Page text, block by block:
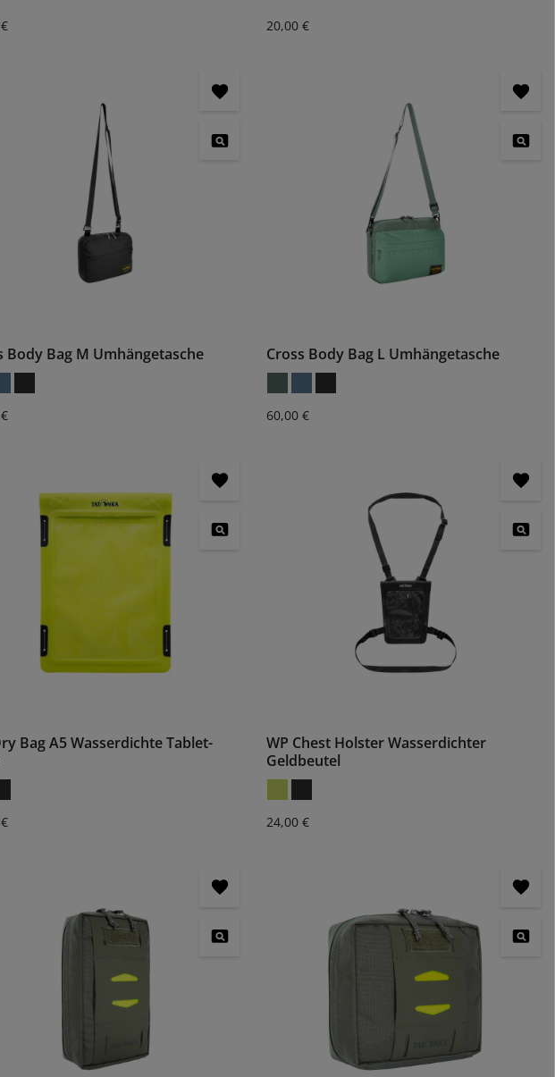
Preis: Regulärer Preis:
20,00 €
Body Bag M Umhängetasche
Preis:
Cross Body Bag L Umhängetasche
Regulärer Preis:
60,00 €
Bag A5 Wasserdichte Tablet-
Preis:
WP Chest Holster Wasserdichter
Geldbeutel
Regulärer Preis:
24,00 €